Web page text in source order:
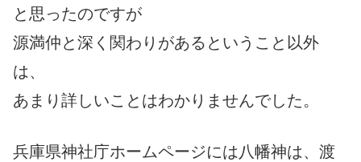
と思ったのですが
源満仲と深く関わりがあるということ以外
は、
あまり詳しいことはわかりませんでした。
兵庫県神社庁ホームページには八幡神は、渡